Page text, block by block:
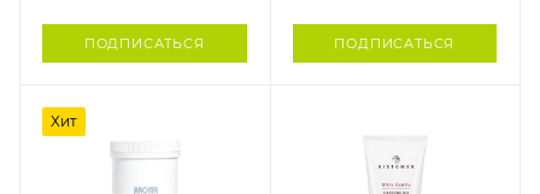
ПОДПИСАТЬСЯ ПОДПИСАТЬСЯ
Хит